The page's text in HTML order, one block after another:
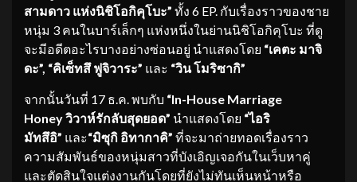
สามดาว แห่งนิชิโอกิคุโบะ” ทั้ง 6 EP. กับเรื่องราวของชาย
หนุ่ม 3 คนในบาร์เล็กๆ แห่งหนึ่งในย่านนิชิโอกิคุโบะ ที่ดู
จะมีอดีตอะไรบางอย่างซ่อนอยู่ นำแสดงโดย “เคตะ มาจิ
ดะ”, “คิเซ็ทสึ ฟูจิวาระ” และ “วิน โมริซากิ”
จากนั้นวันที่ 17 ธ.ค. พบกับ “In-House Marriage
Honey วิวาห์รักลับสุดยอด” นำแสดงโดย “ไอริ
มัทสึอิ” และ“มิซุกิ อิทากาคิ” ที่จะมาถ่ายทอดเรื่องราว
ความสัมพันธ์ของหนุ่มสาวที่บังเอิญเจอกันในเว็บหาคู่
และตัดสินใจแต่งงานกันโดยที่ยังไม่ทันเห็นหน้าหรือ